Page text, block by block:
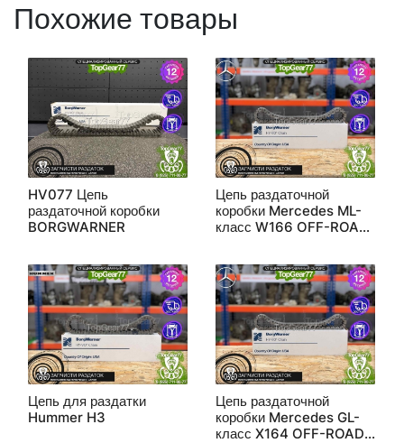
Похожие товары
HV077 Цепь
раздаточной коробки
BORGWARNER
Цепь раздаточной
коробки Mercedes ML-
класс W166 OFF-ROAD
Цепь для раздатки
Hummer H3
Цепь раздаточной
коробки Mercedes GL-
класс X164 OFF-ROAD